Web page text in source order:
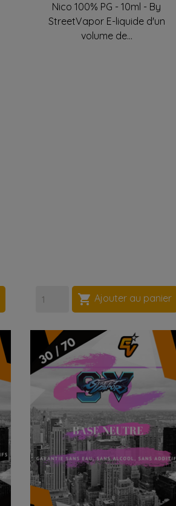
Nico 100% PG - 10ml - By
StreetVapor E-liquide d'un
volume de...
 Ajouter au panier